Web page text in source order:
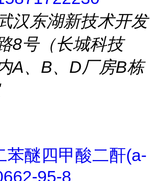
汉东湖新技术开发
8号（长城科技
A、B、D厂房B栋
苯醚四甲酸二酐(a-
95-8